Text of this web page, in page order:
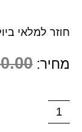
חוזר למלאי ביולי
מחיר: